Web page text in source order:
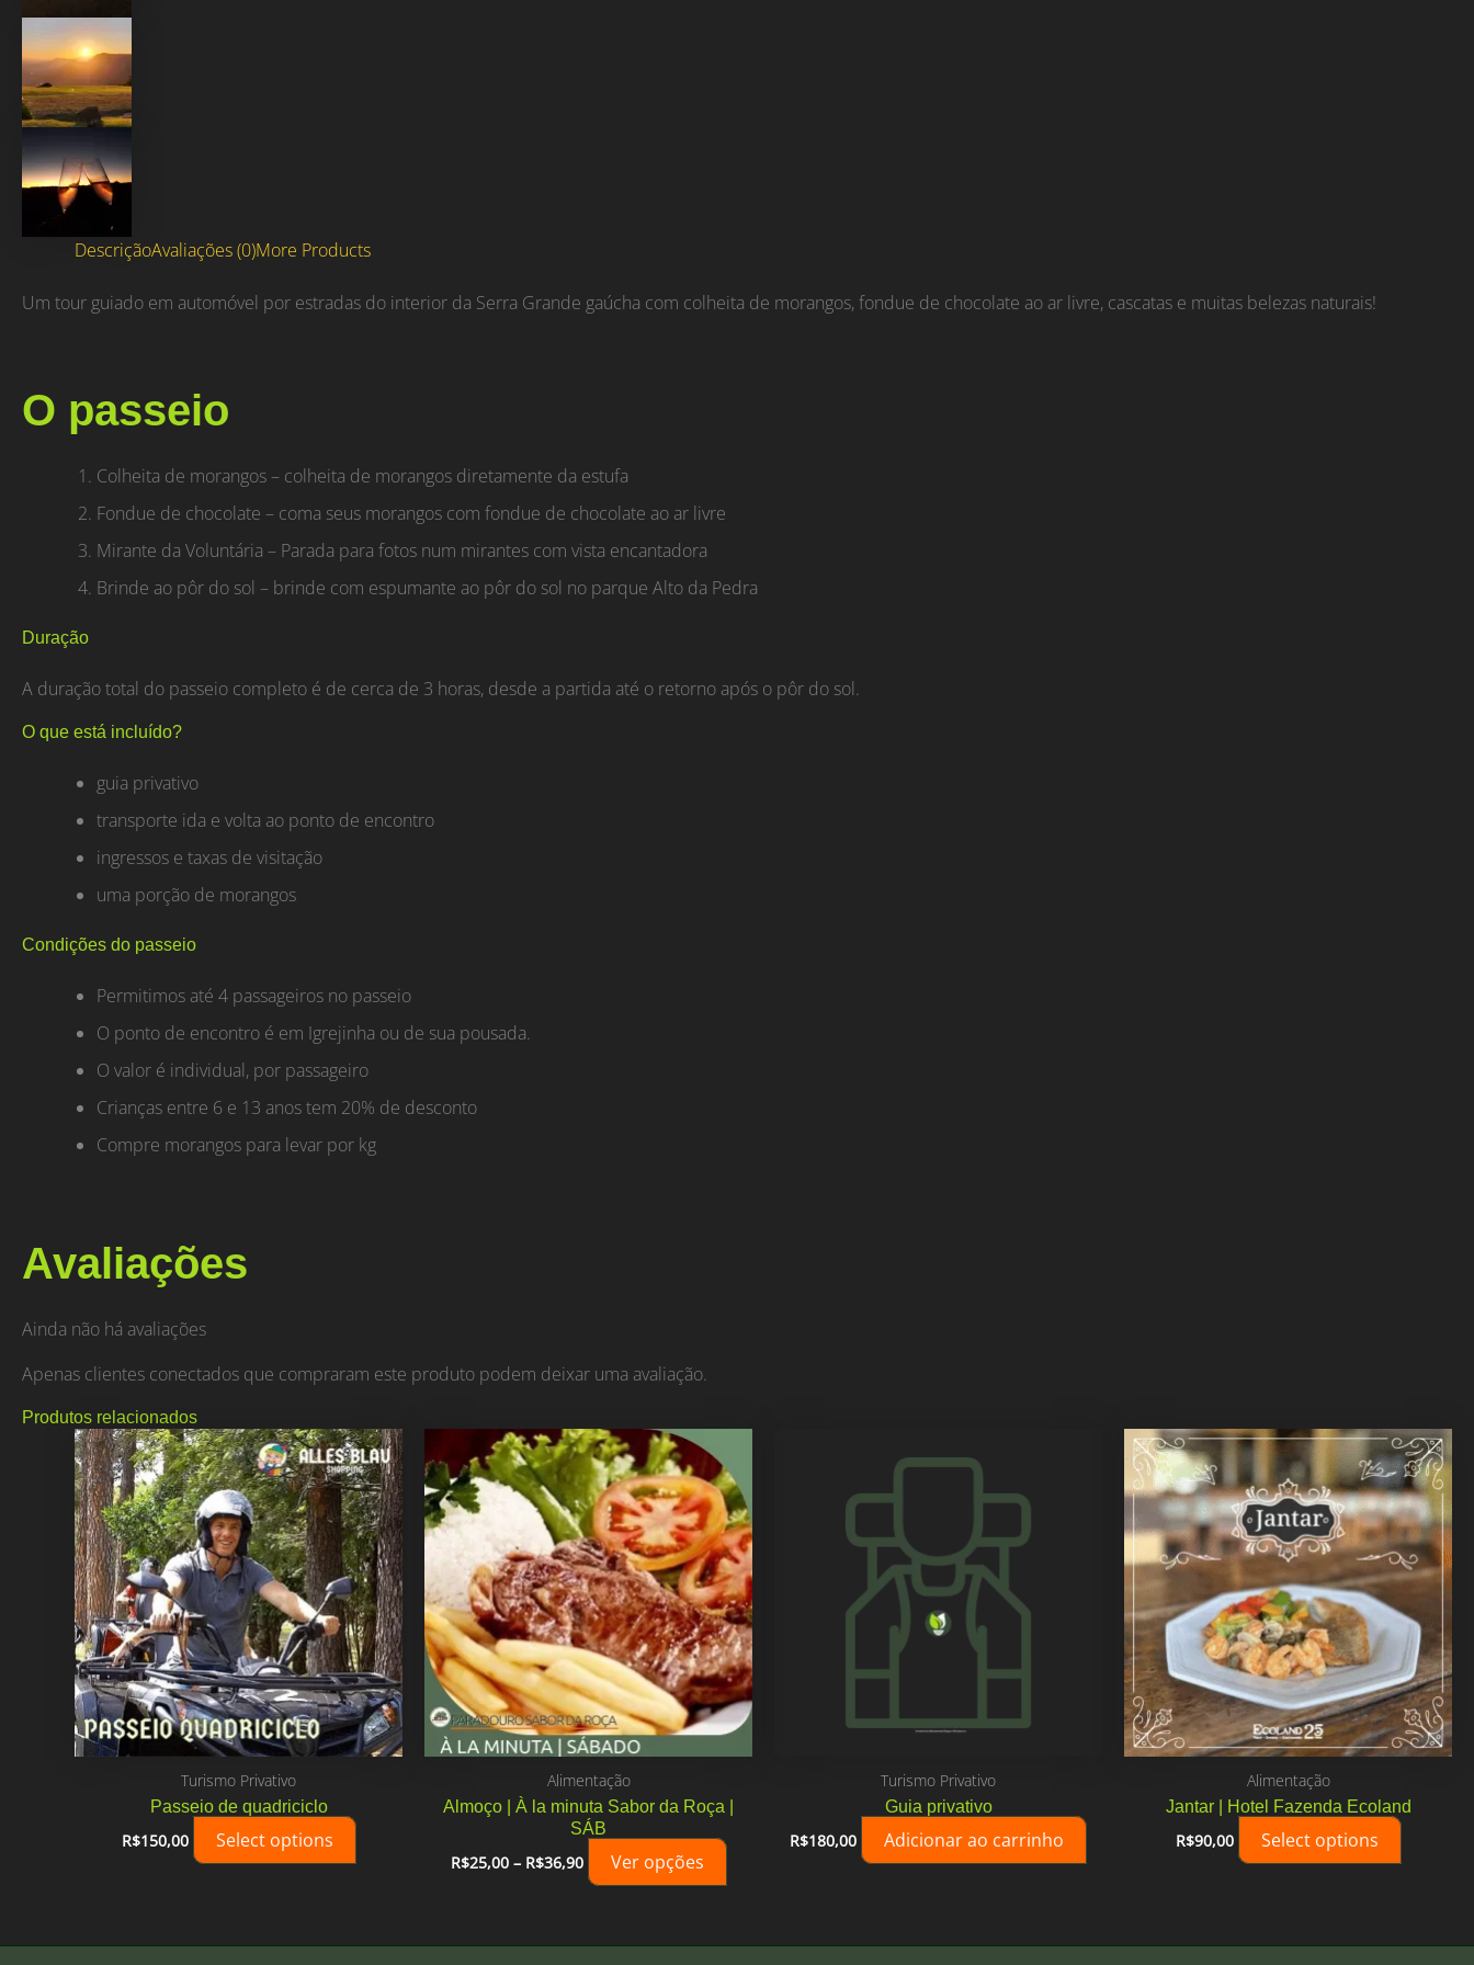
DescriçãoAvaliações (0)More Products
Um tour guiado em automóvel por estradas do interior da Serra Grande gaúcha com colheita de morangos, fondue de chocolate ao ar livre, cascatas e muitas belezas naturais!
O passeio
Colheita de morangos – colheita de morangos diretamente da estufa
Fondue de chocolate – coma seus morangos com fondue de chocolate ao ar livre
Mirante da Voluntária – Parada para fotos num mirantes com vista encantadora
Brinde ao pôr do sol – brinde com espumante ao pôr do sol no parque Alto da Pedra
Duração
A duração total do passeio completo é de cerca de 3 horas, desde a partida até o retorno após o pôr do sol.
O que está incluído?
guia privativo
transporte ida e volta ao ponto de encontro
ingressos e taxas de visitação
uma porção de morangos
Condições do passeio
Permitimos até 4 passageiros no passeio
O ponto de encontro é em Igrejinha ou de sua pousada.
O valor é individual, por passageiro
Crianças entre 6 e 13 anos tem 20% de desconto
Compre morangos para levar por kg
Avaliações
Ainda não há avaliações
Apenas clientes conectados que compraram este produto podem deixar uma avaliação.
Produtos relacionados
Turismo Privativo
Passeio de quadriciclo
R$150,00 Select options
Alimentação
Almoço | À la minuta Sabor da Roça |
SÁB
R$25,00 – R$36,90Faixa
de
Ver opções
produto
várias
Turismo Privativo
Guia privativo
R$180,00 Adicionar ao carrinho
Alimentação
Jantar | Hotel Fazenda Ecoland
R$90,00 Select options